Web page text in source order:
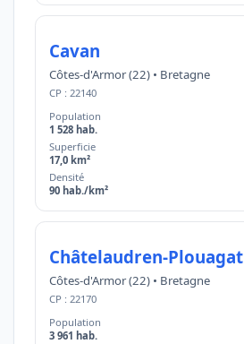
Cavan
Côtes-d'Armor (22) • Bretagne
CP : 22140
Population
1 528 hab.
Superficie
17,0 km²
Densité
90 hab./km²
Châtelaudren-Plouagat
Côtes-d'Armor (22) • Bretagne
CP : 22170
Population
3 961 hab.